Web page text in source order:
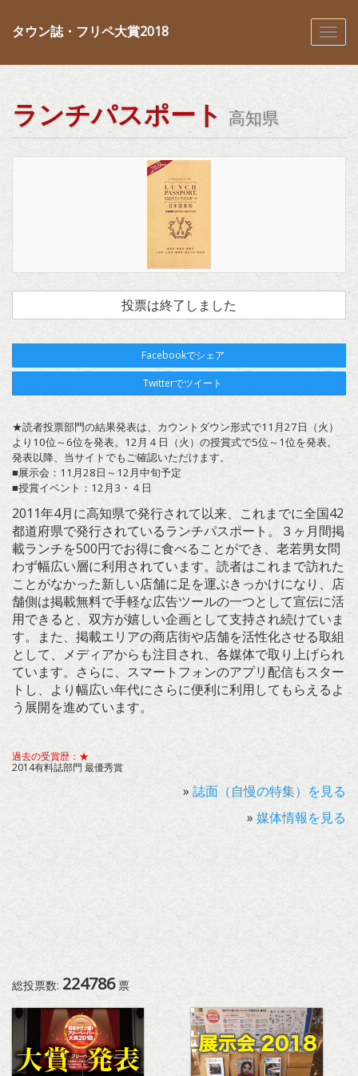
タウン誌・フリペ大賞2018
ランチパスポート 高知県
投票は終了しました
Facebookでシェア
Twitterでツイート
★読者投票部門の結果発表は、カウントダウン形式で11月27日（火）
より10位～6位を発表。12月４日（火）の授賞式で5位～1位を発表。
発表以降、当サイトでもご確認いただけます。
■展示会：11月28日～12月中旬予定
■授賞イベント：12月3・４日
2011年4月に高知県で発行されて以来、これまでに全国42
都道府県で発行されているランチパスポート。３ヶ月間掲
載ランチを500円でお得に食べることができ、老若男女問
わず幅広い層に利用されています。読者はこれまで訪れた
ことがなかった新しい店舗に足を運ぶきっかけになり、店
舗側は掲載無料で手軽な広告ツールの一つとして宣伝に活
用できると、双方が嬉しい企画として支持され続けていま
す。また、掲載エリアの商店街や店舗を活性化させる取組
として、メディアからも注目され、各媒体で取り上げられ
ています。さらに、スマートフォンのアプリ配信もスター
トし、より幅広い年代にさらに便利に利用してもらえるよ
う展開を進めています。
過去の受賞歴：★
2014有料誌部門 最優秀賞
» 誌面（自慢の特集）を見る
» 媒体情報を見る
総投票数: 224786票